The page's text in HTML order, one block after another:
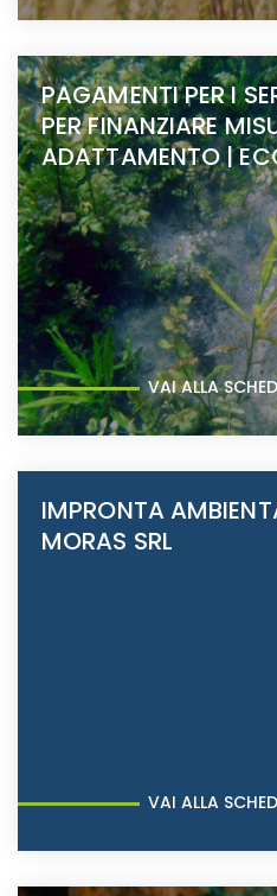
PAGAMENTI PER I
PER FINANZIARE
ADATTAMENTO |
VAI ALLA
IMPRONTA
MORAS SRL
VAI ALLA